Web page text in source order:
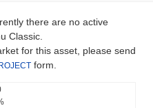
there are no active
Classic.
for this asset, please send
form.